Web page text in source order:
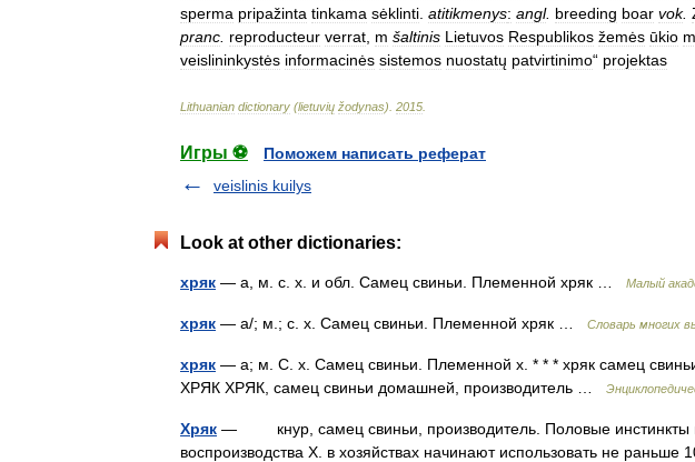
sperma pripažinta tinkama sėklinti atitikmenys: angl. breeding boar vok.
pranc reproducteur verrat m šaltinis Lietuvos Respublikos žemės ūkio
veislininkystės informacinės sistemos nuostatų patvirtinimo“ projektas
Lithuanian dictionary (lietuvių žodynas) 2015
Игры ⚽
Поможем написать реферат
veislinis kuilys
Look at other dictionaries:
хряк — а, м. с. х. и обл. Самец свиньи. Племенной хряк … Малый
хряк — а/; м.; с. х. Самец свиньи. Племенной хряк … Словарь многих
хряк — а; м. С. х. Самец свиньи. Племенной х. * * * хряк самец
ХРЯК ХРЯК, самец свиньи домашней, производитель …
Хряк — кнур, самец свиньи, производитель. Половые инстинкты
воспроизводства Х. в хозяйствах начинают использовать не раньше